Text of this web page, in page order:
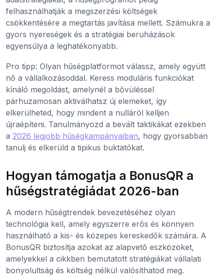
felhasználhatják a megszerzési költségek
csökkentésére a megtartás javítása mellett. Számukra a
gyors nyereségek és a stratégiai beruházások
egyensúlya a leghatékonyabb.
Pro tipp: Olyan hűségplatformot válassz, amely együtt
nő a vállalkozásoddal. Keress moduláris funkciókat
kínáló megoldást, amelynél a bővüléssel
párhuzamosan aktiválhatsz új elemeket, így
elkerülheted, hogy mindent a nulláról kelljen
újraépíteni. Tanulmányozd a bevált taktikákat ezekben
a 2026 legjobb hűségkampányaiban, hogy gyorsabban
tanulj és elkerüld a tipikus buktatókat.
Hogyan támogatja a BonusQR a
hűségstratégiádat 2026-ban
A modern hűségtrendek bevezetéséhez olyan
technológia kell, amely egyszerre erős és könnyen
használható a kis- és közepes kereskedők számára. A
BonusQR biztosítja azokat az alapvető eszközöket,
amelyekkel a cikkben bemutatott stratégiákat vállalati
bonyolultság és költség nélkül valósíthatod meg.